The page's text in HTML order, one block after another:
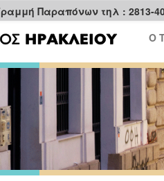
Παραπόνων τηλ : 2813-
Ο